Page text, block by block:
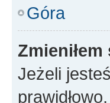
Góra
Jeżeli